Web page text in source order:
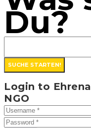
Du?
Login to
NGO